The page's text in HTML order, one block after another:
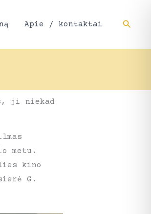
Apie / kontaktai
ji niekad
metu.
kino
G.